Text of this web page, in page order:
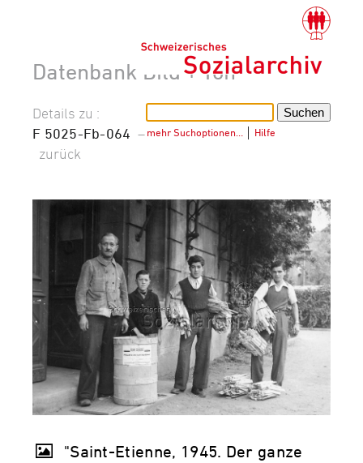
Datenbank Bild + Ton
mehr Suchoptionen… Hilfe
Details zu :
F 5025-Fb-064 –
zurück
"Saint-Etienne, 1945. Der ganze